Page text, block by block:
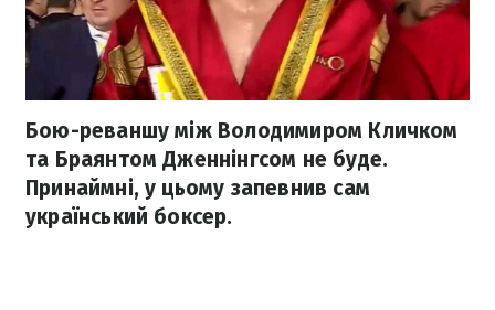
Бою-реваншу між Володимиром Кличком
та Браянтом Дженнінгсом не буде.
Принаймні, у цьому запевнив сам
український боксер.